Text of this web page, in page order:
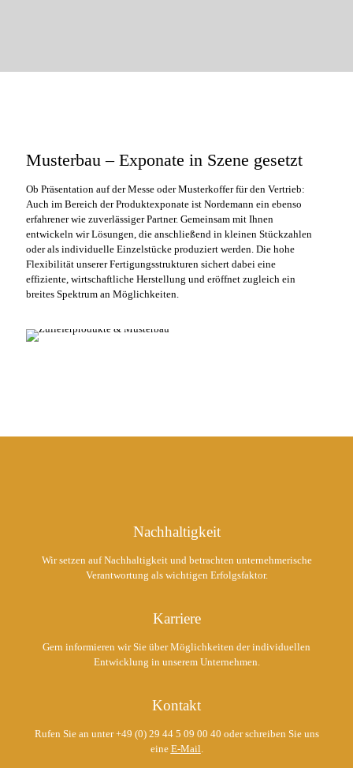
Musterbau – Exponate in Szene gesetzt
Ob Präsentation auf der Messe oder Musterkoffer für den Vertrieb:
Auch im Bereich der Produktexponate ist Nordemann ein ebenso
erfahrener wie zuverlässiger Partner. Gemeinsam mit Ihnen
entwickeln wir Lösungen, die anschließend in kleinen Stückzahlen
oder als individuelle Einzelstücke produziert werden. Die hohe
Flexibilität unserer Fertigungsstrukturen sichert dabei eine
effiziente, wirtschaftliche Herstellung und eröffnet zugleich ein
breites Spektrum an Möglichkeiten.
Nachhaltigkeit
Wir setzen auf Nachhaltigkeit und betrachten unternehmerische
Verantwortung als wichtigen Erfolgsfaktor.
Karriere
Gern informieren wir Sie über Möglichkeiten der individuellen
Entwicklung in unserem Unternehmen.
Kontakt
Rufen Sie an unter +49 (0) 29 44 5 09 00 40 oder schreiben Sie uns
eine E-Mail.